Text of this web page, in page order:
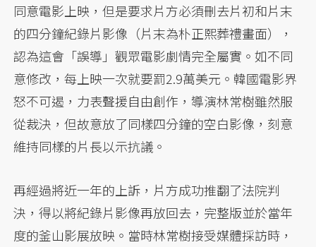
同意電影上映，但是要求片方必須刪去片初和片末
的四分鐘紀錄片影像（片末為朴正熙葬禮畫面），
認為這會「誤導」觀眾電影劇情完全屬實。如不同
意修改，每上映一次就要罰2.9萬美元。韓國電影界
怒不可遏，力表聲援自由創作，導演林常樹雖然服
從裁決，但故意放了同樣四分鐘的空白影像，刻意
維持同樣的片長以示抗議。
再經過將近一年的上訴，片方成功推翻了法院判
決，得以將紀錄片影像再放回去，完整版並於當年
度的釜山影展放映。當時林常樹接受媒體採訪時，